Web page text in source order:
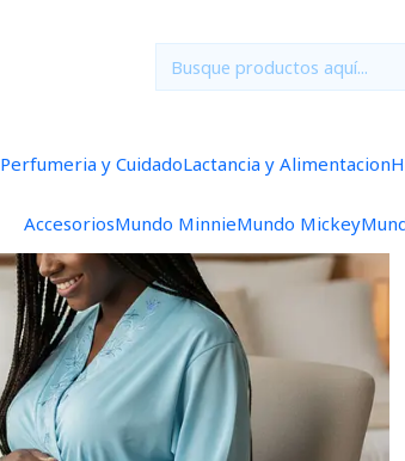
Perfumeria y CuidadoLactancia y Alimentacion
AccesoriosMundo MinnieMundo Mickey